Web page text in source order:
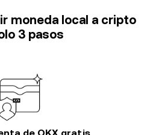
moneda local a cripto
3 pasos